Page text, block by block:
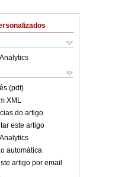
(pdf)
XML
do artigo
este artigo
automática
artigo por email